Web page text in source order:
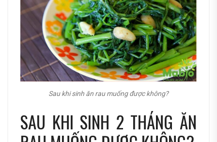
Sau khi sinh ăn rau muống được không?
SAU KHI SINH 2 THÁNG ĂN